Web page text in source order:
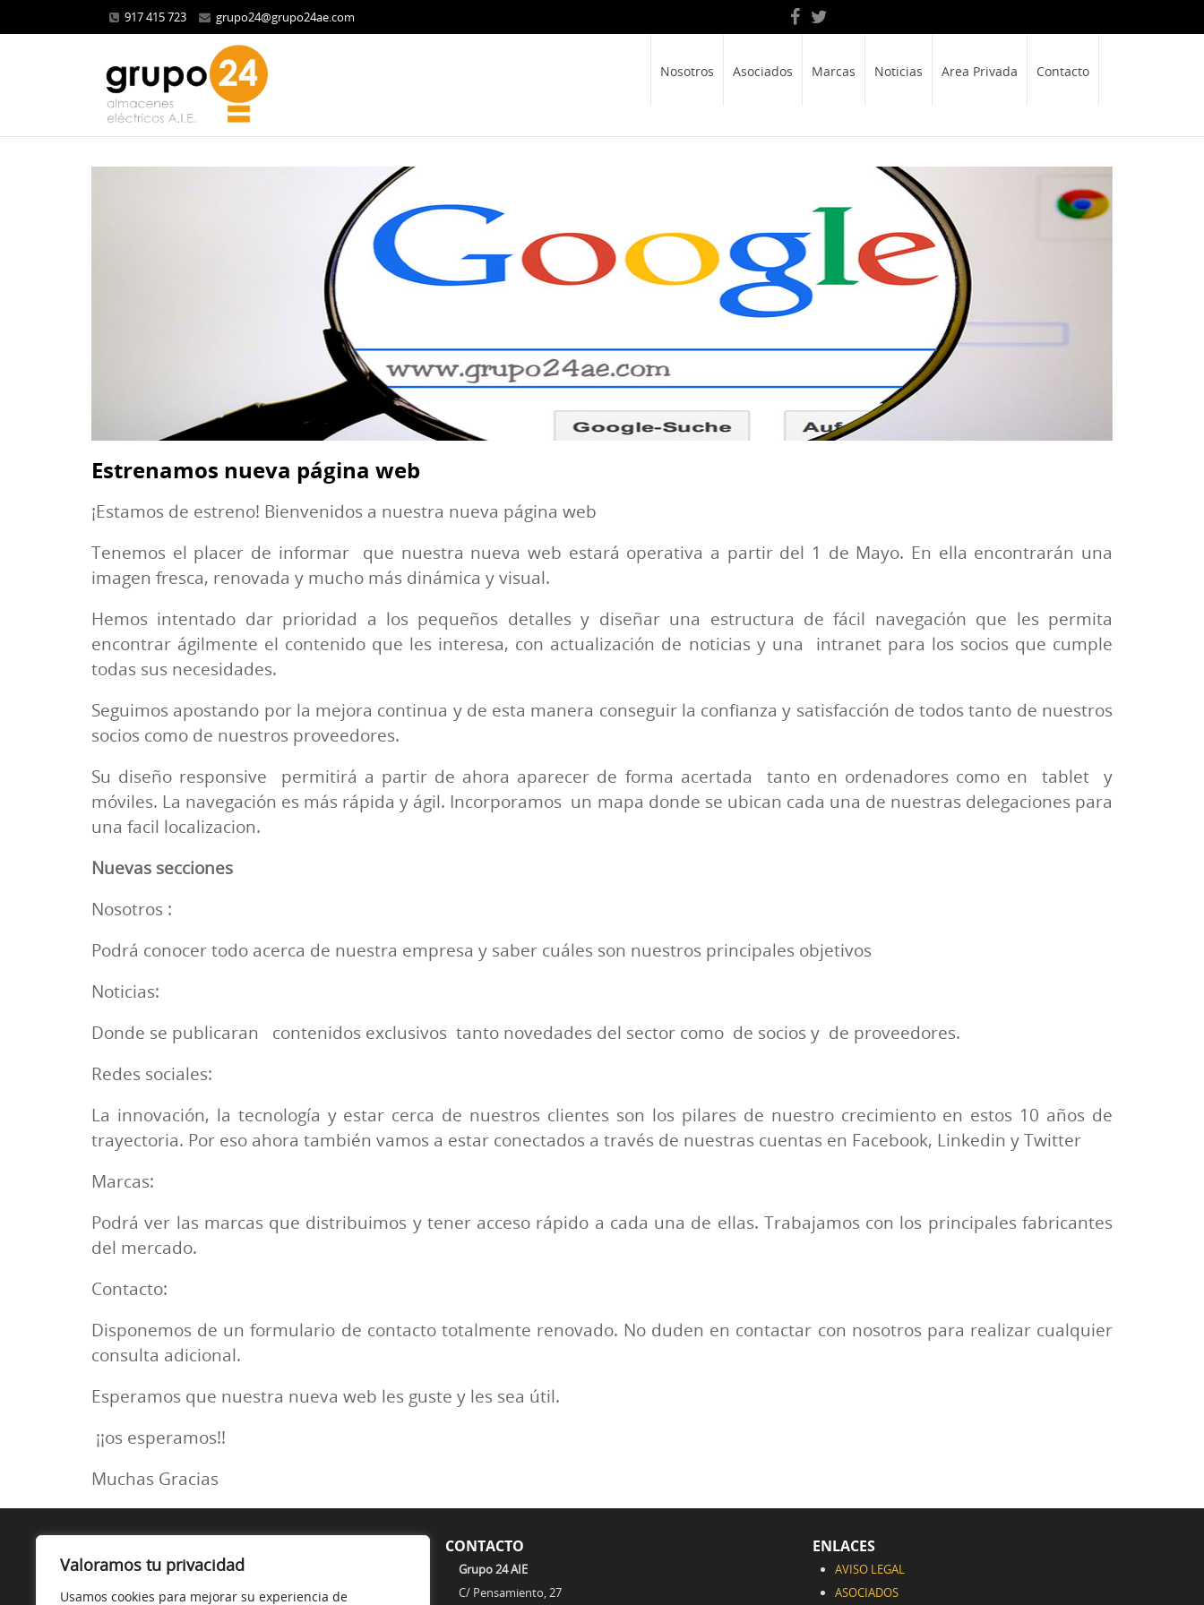
Valoramos tu privacidad
Usamos cookies para mejorar su experiencia de
917 415 723 grupo24@grupo24ae.com
Nosotros Asociados Marcas Noticias Area Privada Contacto
Estrenamos nueva página web
¡Estamos de estreno! Bienvenidos a nuestra nueva página web
Tenemos el placer de informar que nuestra nueva web estará operativa a partir del 1 de Mayo. En ella encontrarán una
imagen fresca, renovada y mucho más dinámica y visual.
Hemos intentado dar prioridad a los pequeños detalles y diseñar una estructura de fácil navegación que les permita
encontrar ágilmente el contenido que les interesa, con actualización de noticias y una intranet para los socios que cumple
todas sus necesidades.
Seguimos apostando por la mejora continua y de esta manera conseguir la confianza y satisfacción de todos tanto de nuestros
socios como de nuestros proveedores.
Su diseño responsive permitirá a partir de ahora aparecer de forma acertada tanto en ordenadores como en tablet y
móviles. La navegación es más rápida y ágil. Incorporamos un mapa donde se ubican cada una de nuestras delegaciones para
una facil localizacion.
Nuevas secciones
Nosotros :
Podrá conocer todo acerca de nuestra empresa y saber cuáles son nuestros principales objetivos
Noticias:
Donde se publicaran contenidos exclusivos tanto novedades del sector como de socios y de proveedores.
Redes sociales:
La innovación, la tecnología y estar cerca de nuestros clientes son los pilares de nuestro crecimiento en estos 10 años de
trayectoria. Por eso ahora también vamos a estar conectados a través de nuestras cuentas en Facebook, Linkedin y Twitter
Marcas:
Podrá ver las marcas que distribuimos y tener acceso rápido a cada una de ellas. Trabajamos con los principales fabricantes
del mercado.
Contacto:
Disponemos de un formulario de contacto totalmente renovado. No duden en contactar con nosotros para realizar cualquier
consulta adicional.
Esperamos que nuestra nueva web les guste y les sea útil.
¡¡os esperamos!!
Muchas Gracias
Somos una Asociación de Almacenes de Distribuidores de
Material Eléctrico.
CONTACTO
Grupo 24 AIE
C/ Pensamiento, 27
ENLACES
AVISO LEGAL
ASOCIADOS